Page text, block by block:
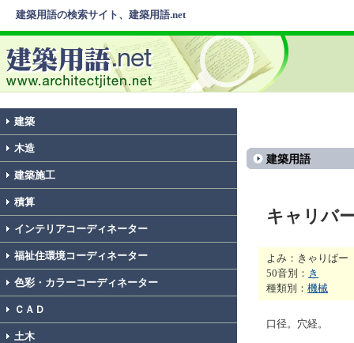
建築用語の検索サイト、建築用語.net
建築
木造
建築施工
積算
インテリアコーディネーター
福祉住環境コーディネーター
色彩・カラーコーディネーター
ＣＡＤ
土木
建築用語
キャリバ
よみ：きゃりばー
50音別： き
種類別： 機械
口径。穴経。